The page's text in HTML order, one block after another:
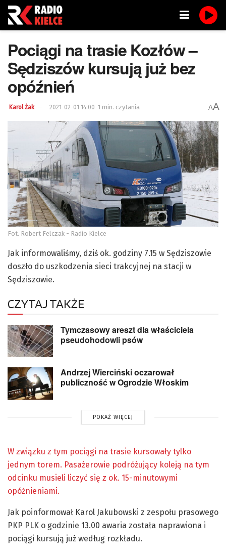
Pociągi na trasie Kozłów –
Sędziszów kursują już bez
opóźnień
Karol Żak 2021-02-01 14:00 1 min. czytania AA
Fot. Robert Felczak - Radio Kielce
Jak informowaliśmy, dziś ok. godziny 7.15 w Sędziszowie
doszło do uszkodzenia sieci trakcyjnej na stacji w
Sędziszowie.
CZYTAJ TAKŻE
Tymczasowy areszt dla właściciela
pseudohodowli psów
Andrzej Wierciński oczarował
publiczność w Ogrodzie Włoskim
POKAŻ WIĘCEJ
W związku z tym pociągi na trasie kursowały tylko
jednym torem. Pasażerowie podróżujący koleją na tym
odcinku musieli liczyć się z ok. 15-minutowymi
opóźnieniami.
Jak poinformował Karol Jakubowski z zespołu prasowego
PKP PLK o godzinie 13.00 awaria została naprawiona i
pociągi kursują już według rozkładu.